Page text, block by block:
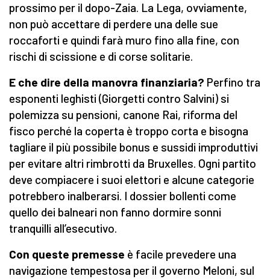
prossimo per il dopo-Zaia. La Lega, ovviamente,
non può accettare di perdere una delle sue
roccaforti e quindi farà muro fino alla fine, con
rischi di scissione e di corse solitarie.
E che dire della manovra finanziaria? Perfino tra
esponenti leghisti (Giorgetti contro Salvini) si
polemizza su pensioni, canone Rai, riforma del
fisco perché la coperta è troppo corta e bisogna
tagliare il più possibile bonus e sussidi improduttivi
per evitare altri rimbrotti da Bruxelles. Ogni partito
deve compiacere i suoi elettori e alcune categorie
potrebbero inalberarsi. I dossier bollenti come
quello dei balneari non fanno dormire sonni
tranquilli all’esecutivo.
Con queste premesse è facile prevedere una
navigazione tempestosa per il governo Meloni, sul